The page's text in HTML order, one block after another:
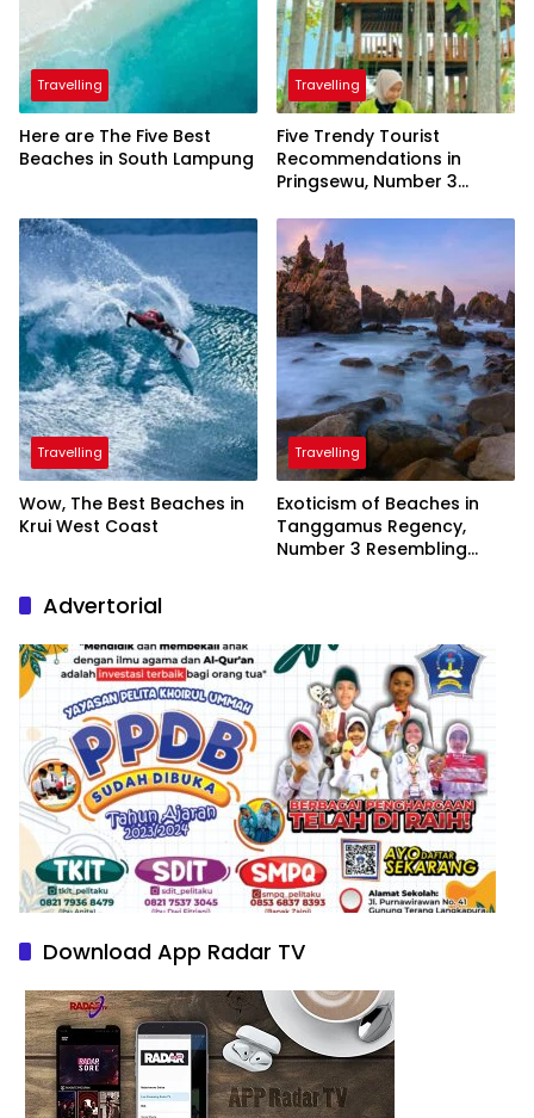
Travelling
Here are The Five Best
Beaches in South Lampung
Travelling
Five Trendy Tourist
Recommendations in
Pringsewu, Number 3
President
Travelling
Wow, The Best Beaches in
Krui West Coast
Travelling
Exoticism of Beaches in
Tanggamus Regency,
Number 3 Resembling
Advertorial
Download App Radar TV